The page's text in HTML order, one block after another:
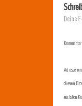
Deine
Kommentar
Adresse
diesem
nächsten